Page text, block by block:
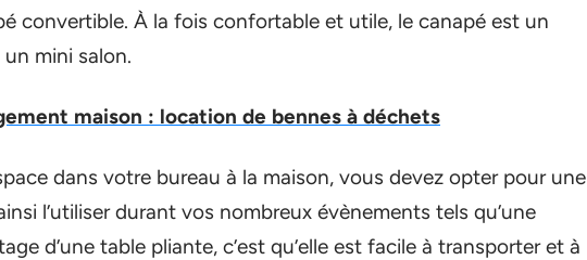
convertible. À la fois confortable et utile, le canapé est un
mini salon.
maison : location de bennes à déchets
dans votre bureau à la maison, vous devez opter pour une
l’utiliser durant vos nombreux évènements tels qu’une
d’une table pliante, c’est qu’elle est facile à transporter et à